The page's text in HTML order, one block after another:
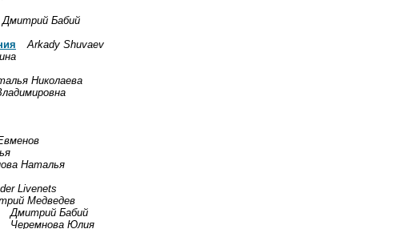
Дмитрий Бабий
Arkady Shuvaev
Николаева
Наталья
Livenets
Медведев
Дмитрий Бабий
Черемнова Юлия